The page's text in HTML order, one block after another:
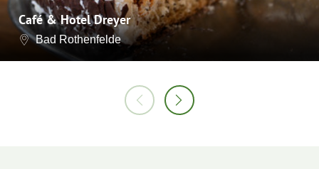
Café & Hotel Dreyer
Bad Rothenfelde